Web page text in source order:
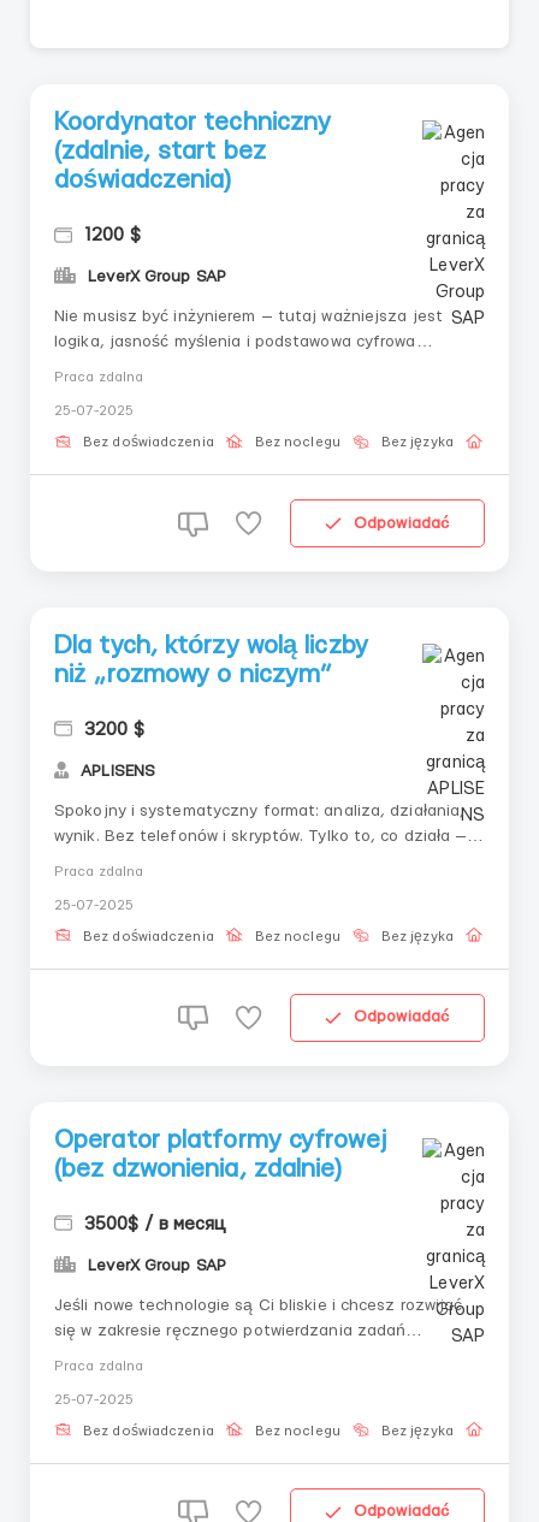
Koordynator techniczny
(zdalnie, start bez
doświadczenia)
1200 $
LeverX Group SAP
Nie musisz być inżynierem — tutaj ważniejsza jest
logika, jasność myślenia i podstawowa cyfrowa
📋 Co wchodzi w zakres zadań: Sprawdzanie statusu
połączeń i systemów według list kontrolnych; ...
Praca zdalna
25-07-2025
Bez doświadczenia Bez noclegu Bez języka
Odpowiadać
Dla tych, którzy wolą liczby
niż „rozmowy o niczym”
3200 $
APLISENS
Spokojny i systematyczny format: analiza, działania,
wynik. Bez telefonów i skryptów. Tylko to, co działa — i
analityków— Byłych księgowych, operatorów,
menedżerów— Wszystki...
Praca zdalna
25-07-2025
Bez doświadczenia Bez noclegu Bez języka
Odpowiadać
Operator platformy cyfrowej
(bez dzwonienia, zdalnie)
3500$ / в месяц
LeverX Group SAP
Jeśli nowe technologie są Ci bliskie i chcesz rozwijać
się w zakresie ręcznego potwierdzania zadań
działalność odbywa się ściśle według instrukcji, w
chronionym środowisku.📌 Zadania:– Pod...
Praca zdalna
25-07-2025
Bez doświadczenia Bez noclegu Bez języka
Odpowiadać